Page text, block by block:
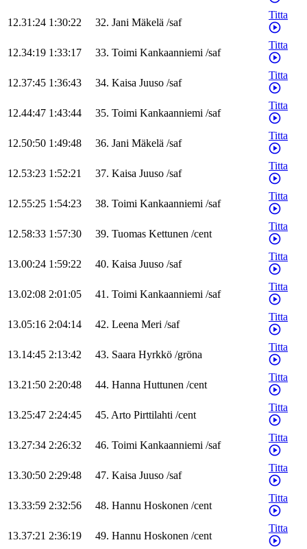
12.31:24 1:30:22 32. Jani Mäkelä /saf
Titta
12.34:19 1:33:17 33. Toimi Kankaanniemi /saf
Titta
12.37:45 1:36:43 34. Kaisa Juuso /saf
Titta
12.44:47 1:43:44 35. Toimi Kankaanniemi /saf
Titta
12.50:50 1:49:48 36. Jani Mäkelä /saf
Titta
12.53:23 1:52:21 37. Kaisa Juuso /saf
Titta
12.55:25 1:54:23 38. Toimi Kankaanniemi /saf
Titta
12.58:33 1:57:30 39. Tuomas Kettunen /cent
Titta
13.00:24 1:59:22 40. Kaisa Juuso /saf
Titta
13.02:08 2:01:05 41. Toimi Kankaanniemi /saf
Titta
13.05:16 2:04:14 42. Leena Meri /saf
Titta
13.14:45 2:13:42 43. Saara Hyrkkö /gröna
Titta
13.21:50 2:20:48 44. Hanna Huttunen /cent
Titta
13.25:47 2:24:45 45. Arto Pirttilahti /cent
Titta
13.27:34 2:26:32 46. Toimi Kankaanniemi /saf
Titta
13.30:50 2:29:48 47. Kaisa Juuso /saf
Titta
13.33:59 2:32:56 48. Hannu Hoskonen /cent
Titta
13.37:21 2:36:19 49. Hannu Hoskonen /cent
Titta